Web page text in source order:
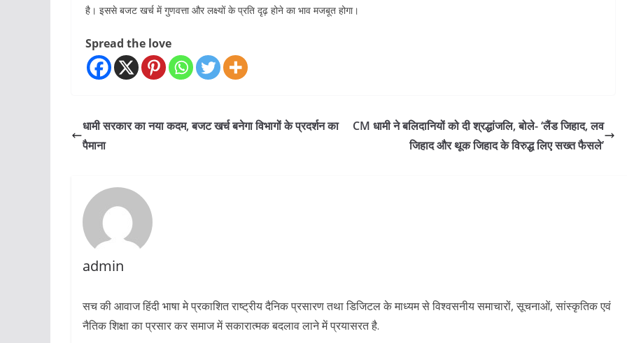
है। इससे बजट खर्च में गुणवत्ता और लक्ष्यों के प्रति दृढ़ होने का भाव मजबूत होगा।
Spread the love
धामी सरकार का नया कदम, बजट खर्च बनेगा विभागों के प्रदर्शन का
पैमाना
CM धामी ने बलिदानियों को दी श्रद्धांजलि, बोले- ‘लैंड जिहाद, लव
जिहाद और थूक जिहाद के विरुद्ध लिए सख्त फैसले’
admin
सच की आवाज हिंदी भाषा मे प्रकाशित राष्ट्रीय दैनिक प्रसारण तथा डिजिटल के माध्यम से विश्वसनीय समाचारों, सूचनाओं, सांस्कृतिक एवं
नैतिक शिक्षा का प्रसार कर समाज में सकारात्मक बदलाव लाने में प्रयासरत है.